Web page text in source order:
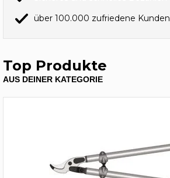
über 100.000 zufriedene Kunden
Top Produkte
AUS DEINER KATEGORIE